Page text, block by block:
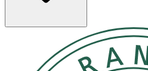
OK för gravida och ammande: